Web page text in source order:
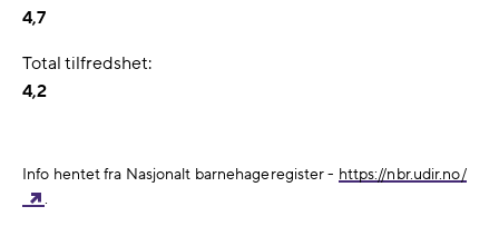
4,7
Total tilfredshet:
4,2
Info hentet fra Nasjonalt barnehageregister - https://nbr.udir.no/
.